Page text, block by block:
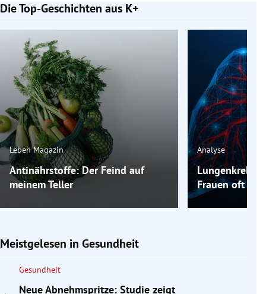
Die Top-Geschichten aus K+
Slide 1 von 7
Leben Magazin
Antinährstoffe: Der Feind auf
meinem Teller
Analyse
Lungenkrebs:
Frauen oft
Meistgelesen in Gesundheit
Gesundheit
Neue Abnehmspritze: Studie zeigt